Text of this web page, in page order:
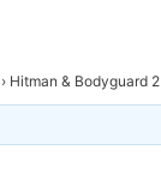
› Hitman & Bodyguard